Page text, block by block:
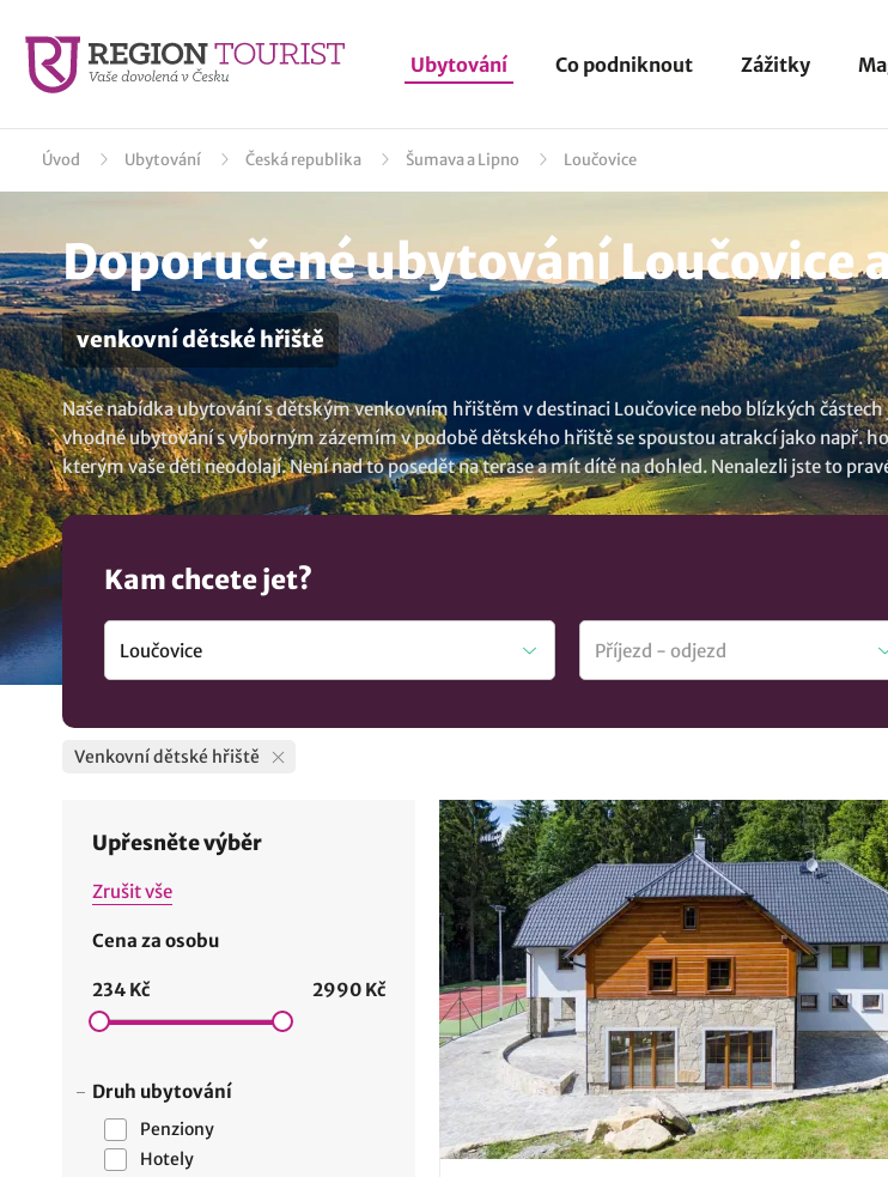
Ubytování Co podniknout Zážitky
Úvod Ubytování Česká republika Šumava a Lipno Loučovice
Doporučené ubytování Loučovice
venkovní dětské hřiště
Naše nabídka ubytování s dětským venkovním hřištěm v destinaci Loučovice nebo blízkých
vhodné ubytování s výborným zázemím v podobě dětského hřiště se spoustou atrakcí jako např.
kterým vaše děti neodolají. Není nad to posedět na terase a mít dítě na dohled. Nenalezli jste to
Loučovice..
Kam chcete jet?
Venkovní dětské hřiště
Upřesněte výběr
Zrušit vše
Cena za osobu
234 Kč 2990 Kč
Druh ubytování
Penziony
Hotely